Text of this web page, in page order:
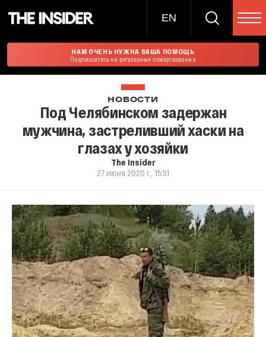
EN
НАМ ОЧЕНЬ НУЖНА ВАША ПОМОЩЬ
Подпишитесь на регулярные пожертвования
НОВОСТИ
Под Челябинском задержан
мужчина, застреливший хаски на
глазах у хозяйки
The Insider
27 июня 2020 г., 15:51